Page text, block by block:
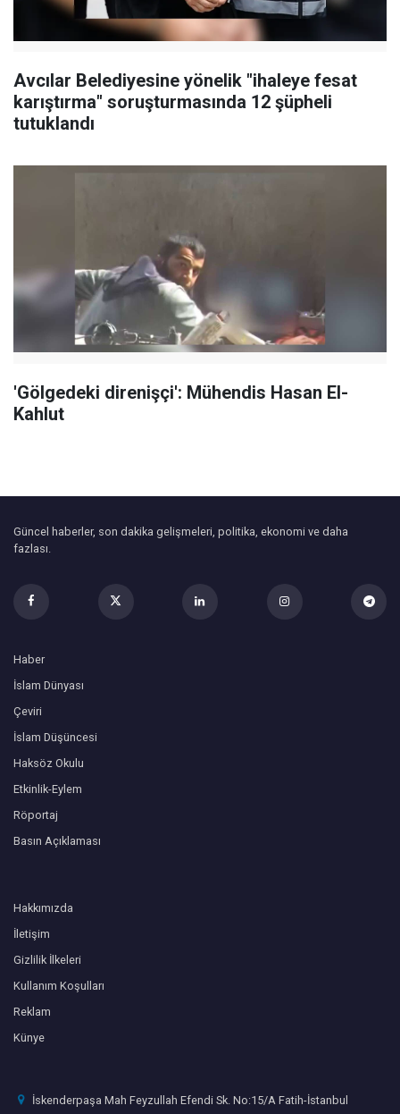
Avcılar Belediyesine yönelik "ihaleye fesat
karıştırma" soruşturmasında 12 şüpheli
tutuklandı
'Gölgedeki direnişçi': Mühendis Hasan El-
Kahlut
Güncel haberler, son dakika gelişmeleri, politika, ekonomi ve daha
fazlası.
Haber
İslam Dünyası
Çeviri
İslam Düşüncesi
Haksöz Okulu
Etkinlik-Eylem
Röportaj
Basın Açıklaması
Hakkımızda
İletişim
Gizlilik İlkeleri
Kullanım Koşulları
Reklam
Künye
İskenderpaşa Mah Feyzullah Efendi Sk. No:15/A Fatih-İstanbul